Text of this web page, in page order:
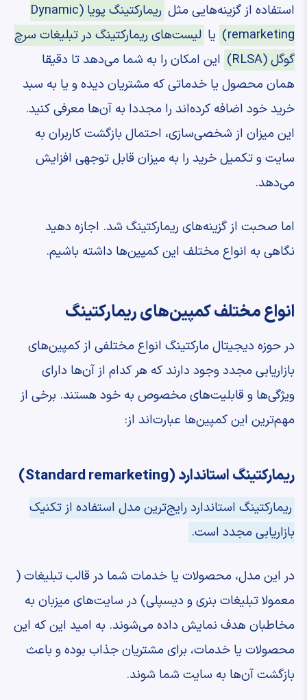
استفاده از گزینه‌هایی مثل
ریمارکتینگ پویا (Dynamic
remarketing)
یا لیست‌های ریمارکتینگ در تبلیغات سرچ
گوگل (RLSA)
این امکان را به شما می‌دهد تا دقیقا
همان محصول یا خدماتی که مشتریان دیده و یا به سبد
خرید خود اضافه کرده‌اند را مجددا به آن‌ها معرفی کنید.
این میزان از شخصی‌سازی، احتمال بازگشت کاربران به
سایت و تکمیل خرید را به میزان قابل توجهی افزایش
می‌دهد.
اما صحبت از گزینه‌های ریمارکتینگ شد. اجازه دهید
نگاهی به انواع مختلف این کمپین‌ها داشته باشیم.
انواع مختلف کمپین‌های ریمارکتینگ
در حوزه دیجیتال مارکتینگ انواع مختلفی از کمپین‌های
بازاریابی مجدد وجود دارند که هر کدام از آن‌ها دارای
ویژگی‌ها و قابلیت‌های مخصوص به خود هستند. برخی از
مهم‌ترین این کمپین‌ها عبارت‌‌اند از:
ریمارکتینگ استاندارد (Standard remarketing)
ریمارکتینگ استاندارد رایج‌ترین مدل استفاده از تکنیک
بازاریابی مجدد است.
در این مدل، محصولات یا خدمات شما در قالب تبلیغات (
معمولا تبلیغات بنری و دیسپلی) در سایت‌های میزبان به
مخاطبان هدف نمایش داده می‌شوند. به امید این که این
محصولات یا خدمات، برای مشتریان جذاب بوده و باعث
بازگشت آن‌ها به سایت شما شوند.